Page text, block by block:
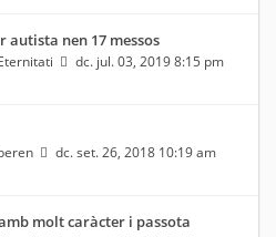
autista nen 17 messos
dc. jul. 03, 2019 8:15 pm
dc. set. 26, 2018 10:19 am
molt caràcter i passota